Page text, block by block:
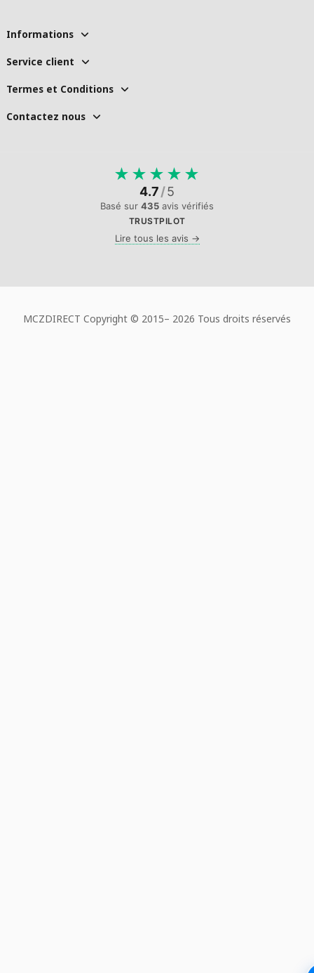
Informations
Service client
Termes et Conditions
Contactez nous
★ ★ ★ ★ ★
4.7/5
Basé sur 435 avis vérifiés
TRUSTPILOT
Lire tous les avis →
MCZDIRECT Copyright © 2015– 2026 Tous droits réservés